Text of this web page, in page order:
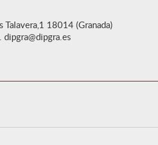
18014 (Granada)
dipgra@dipgra.es